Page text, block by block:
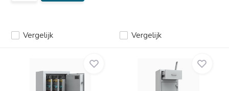
Vergelijk Vergelijk